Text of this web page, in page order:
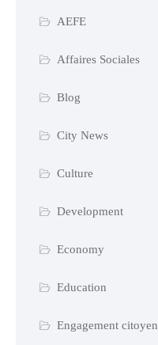
AEFE
Affaires Sociales
Blog
City News
Culture
Development
Economy
Education
Engagement citoyen